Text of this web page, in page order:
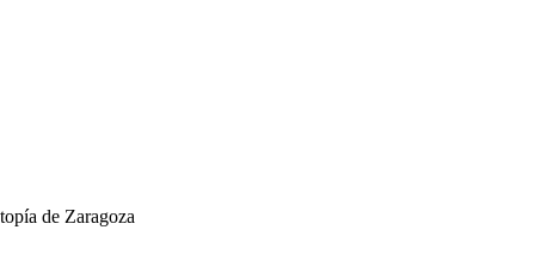
de Zaragoza